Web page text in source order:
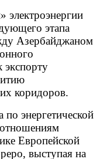
электроэнергии
этапа
Азербайджаном
экспорту
коридоров.
по энергетической
Европейской
выступая на